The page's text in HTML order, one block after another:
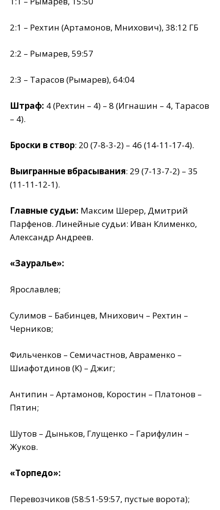
2:1 – Рехтин (Артамонов, Мнихович), 38:12 ГБ
2:2 – Рымарев, 59:57
2:3 – Тарасов (Рымарев), 64:04
Штраф: 4 (Рехтин – 4) – 8 (Игнашин – 4, Тарасов
– 4).
Броски в створ: 20 (7-8-3-2) – 46 (14-11-17-4).
Выигранные вбрасывания: 29 (7-13-7-2) – 35
(11-11-12-1).
Главные судьи: Максим Шерер, Дмитрий
Парфенов. Линейные судьи: Иван Клименко,
Александр Андреев.
«Зауралье»:
Ярославлев;
Сулимов – Бабинцев, Мнихович – Рехтин –
Черников;
Фильченков – Семичастнов, Авраменко –
Шиафотдинов (К) – Джиг;
Антипин – Артамонов, Коростин – Платонов –
Пятин;
Шутов – Дыньков, Глущенко – Гарифулин –
Жуков.
«Торпедо»:
Перевозчиков (58:51-59:57, пустые ворота);